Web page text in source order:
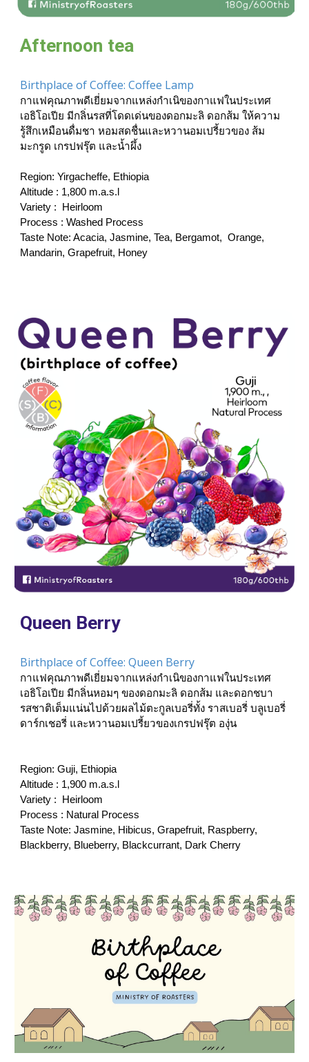
Afternoon tea
Birthplace of Coffee: Coffee Lamp
กาแฟคุณภาพดีเยี่ยมจากแหล่งกำเนิของกาแฟในประเทศ
เอธิโอเปีย มีกลิ่นรสที่โดดเด่นของดอกมะลิ ดอกส้ม ให้ความ
รู้สึกเหมือนดื่มชา หอมสดชื่นและหวานอมเปรี้ยวของ ส้ม
มะกรูด เกรปฟรุ๊ต และน้ำผึ้ง
Region: Yirgacheffe, Ethiopia
Altitude : 1,800 m.a.s.l
Variety :
Heirloom
Process : Washed Process
Taste Note: Acacia, Jasmine, Tea, Bergamot,  Orange,
Mandarin, Grapefruit, Honey
Queen Berry
Birthplace of Coffee: Queen Berry
กาแฟคุณภาพดีเยี่ยมจากแหล่งกำเนิของกาแฟในประเทศ
เอธิโอเปีย มีกลิ่นหอมๆ ของดอกมะลิ ดอกส้ม และดอกชบา
รสชาติเต็มแน่นไปด้วยผลไม้ตะกูลเบอรี่ทั้ง ราสเบอรี่ บลูเบอรี่
ดาร์กเชอรี่ และหวานอมเปรี้ยวของเกรปฟรุ๊ต องุ่น
Region: Guji, Ethiopia
Altitude : 1,900 m.a.s.l
Variety :
Heirloom
Process : Natural Process
Taste Note: Jasmine, Hibicus, Grapefruit, Raspberry,
Blackberry, Blueberry, Blackcurrant, Dark Cherry